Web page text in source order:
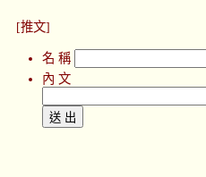
[推文]
名 稱
內 文